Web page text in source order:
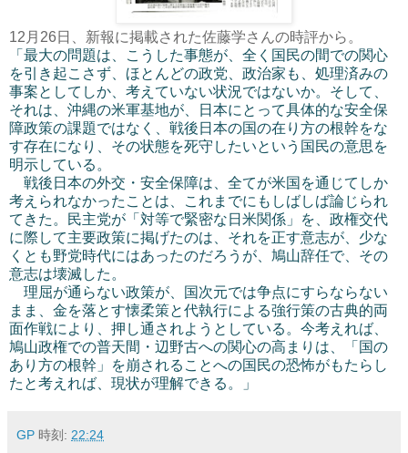
12月26日、新報に掲載された佐藤学さんの時評から。
「最大の問題は、こうした事態が、全く国民の間での関心
を引き起こさず、ほとんどの政党、政治家も、処理済みの
事案としてしか、考えていない状況ではないか。そして、
それは、沖縄の米軍基地が、日本にとって具体的な安全保
障政策の課題ではなく、戦後日本の国の在り方の根幹をな
す存在になり、その状態を死守したいという国民の意思を
明示している。
戦後日本の外交・安全保障は、全てが米国を通じてしか
考えられなかったことは、これまでにもしばしば論じられ
てきた。民主党が「対等で緊密な日米関係」を、政権交代
に際して主要政策に掲げたのは、それを正す意志が、少な
くとも野党時代にはあったのだろうが、鳩山辞任で、その
意志は壊滅した。
理屈が通らない政策が、国次元では争点にすらならない
まま、金を落とす懐柔策と代執行による強行策の古典的両
面作戦により、押し通されようとしている。今考えれば、
鳩山政権での普天間・辺野古への関心の高まりは、「国の
あり方の根幹」を崩されることへの国民の恐怖がもたらし
たと考えれば、現状が理解できる。」
GP 時刻: 22:24